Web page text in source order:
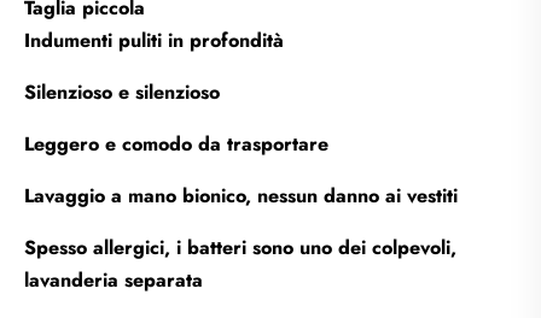
Taglia piccola
Indumenti puliti in profondità
Silenzioso e silenzioso
Leggero e comodo da trasportare
Lavaggio a mano bionico, nessun danno ai vestiti
Spesso allergici, i batteri sono uno dei colpevoli,
lavanderia separata